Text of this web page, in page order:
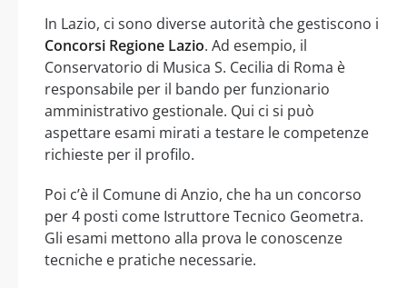
In Lazio, ci sono diverse autorità che gestiscono i
Concorsi Regione Lazio. Ad esempio, il
Conservatorio di Musica S. Cecilia di Roma è
responsabile per il bando per funzionario
amministrativo gestionale. Qui ci si può
aspettare esami mirati a testare le competenze
richieste per il profilo.
Poi c’è il Comune di Anzio, che ha un concorso
per 4 posti come Istruttore Tecnico Geometra.
Gli esami mettono alla prova le conoscenze
tecniche e pratiche necessarie.